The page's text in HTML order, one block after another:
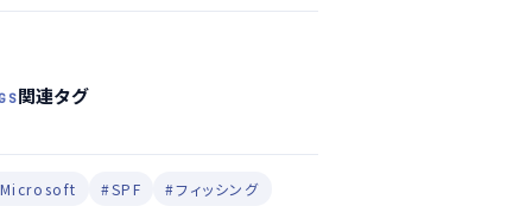
関連タグ
#SPF #フィッシング